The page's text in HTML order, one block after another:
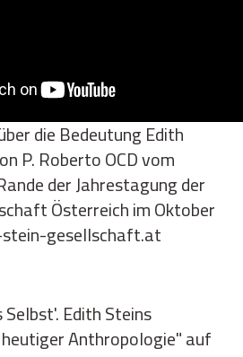
die Bedeutung Edith
P. Roberto OCD vom
der Jahrestagung der
Österreich im Oktober
gesellschaft.at
Edith Steins
Anthropologie" auf